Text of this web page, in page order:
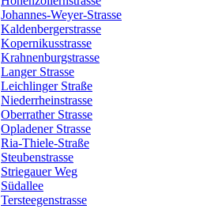
Johannes-Weyer-Strasse
Kaldenbergerstrasse
Kopernikusstrasse
Krahnenburgstrasse
Langer Strasse
Leichlinger Straße
Niederrheinstrasse
Oberrather Strasse
Opladener Strasse
Ria-Thiele-Straße
Steubenstrasse
Striegauer Weg
Südallee
Tersteegenstrasse